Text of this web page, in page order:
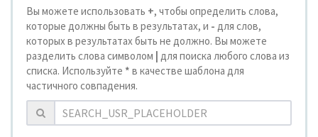
Вы можете использовать +, чтобы определить слова,
которые должны быть в результатах, и - для слов,
которых в результатах быть не должно. Вы можете
разделить слова символом | для поиска любого слова из
списка. Используйте * в качестве шаблона для
частичного совпадения.